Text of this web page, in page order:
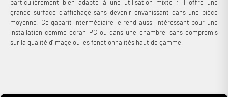
particulièrement bien adapté à une utilisation mixte : il offre une
grande surface d’affichage sans devenir envahissant dans une pièce
moyenne. Ce gabarit intermédiaire le rend aussi intéressant pour une
installation comme écran PC ou dans une chambre, sans compromis
sur la qualité d’image ou les fonctionnalités haut de gamme.